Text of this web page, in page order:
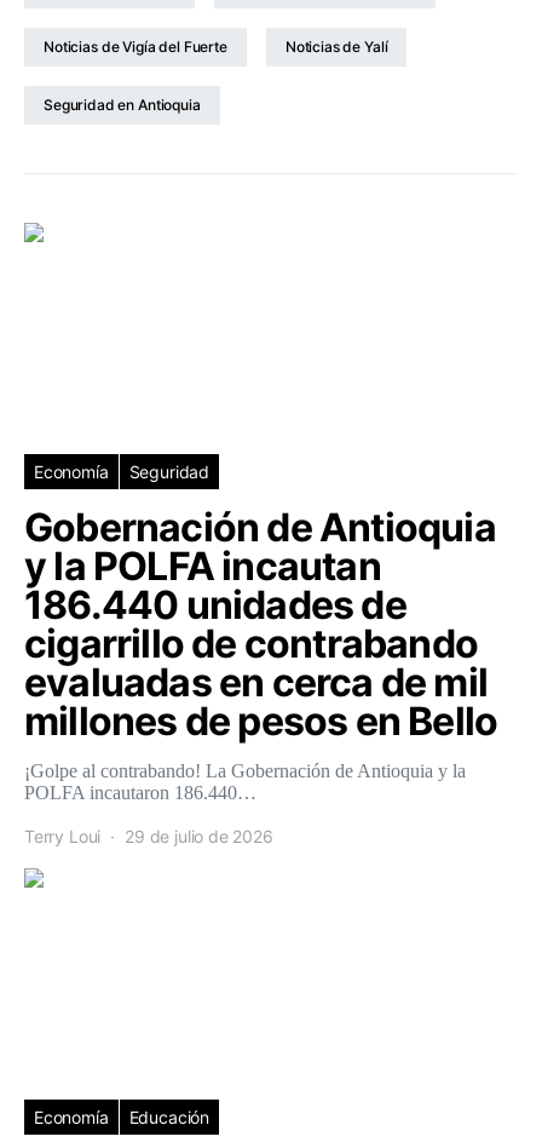
Noticias de Vigía del Fuerte Noticias de Yalí
Seguridad en Antioquia
Economía Seguridad
Gobernación de Antioquia
y la POLFA incautan
186.440 unidades de
cigarrillo de contrabando
evaluadas en cerca de mil
millones de pesos en Bello
¡Golpe al contrabando! La Gobernación de Antioquia y la
POLFA incautaron 186.440…
Terry Loui 29 de julio de 2026
Economía Educación